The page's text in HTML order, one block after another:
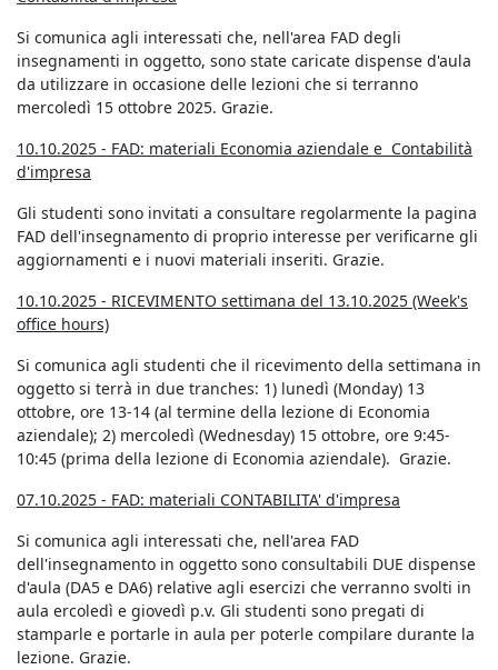
Si comunica agli interessati che, nell'area FAD degli
insegnamenti in oggetto, sono state caricate dispense d'aula
da utilizzare in occasione delle lezioni che si terranno
mercoledì 15 ottobre 2025. Grazie.
10.10.2025 - FAD: materiali Economia aziendale e Contabilità
d'impresa
Gli studenti sono invitati a consultare regolarmente la pagina
FAD dell'insegnamento di proprio interesse per verificarne gli
aggiornamenti e i nuovi materiali inseriti. Grazie.
10.10.2025 - RICEVIMENTO settimana del 13.10.2025 (Week's
office hours)
Si comunica agli studenti che il ricevimento della settimana in
oggetto si terrà in due tranches: 1) lunedì (Monday) 13
ottobre, ore 13-14 (al termine della lezione di Economia
aziendale); 2) mercoledì (Wednesday) 15 ottobre, ore 9:45-
10:45 (prima della lezione di Economia aziendale). Grazie.
07.10.2025 - FAD: materiali CONTABILITA' d'impresa
Si comunica agli interessati che, nell'area FAD
dell'insegnamento in oggetto sono consultabili DUE dispense
d'aula (DA5 e DA6) relative agli esercizi che verranno svolti in
aula ercoledì e giovedì p.v. Gli studenti sono pregati di
stamparle e portarle in aula per poterle compilare durante la
lezione. Grazie.